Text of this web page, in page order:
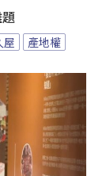
屋 產地權